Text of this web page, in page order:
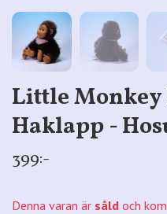
Little Monkey
Haklapp -
399:-
Denna varan är såld och